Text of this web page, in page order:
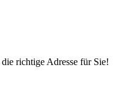
die richtige Adresse für Sie!